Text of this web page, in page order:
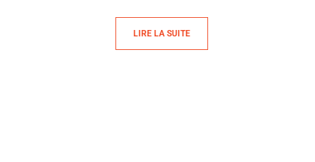
LIRE LA SUITE